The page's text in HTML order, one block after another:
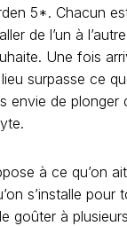
5*. Chacun
de l’un à
Une fois
surpasse ce
envie de plonger
à ce qu’on
s’installe pour
goûter à